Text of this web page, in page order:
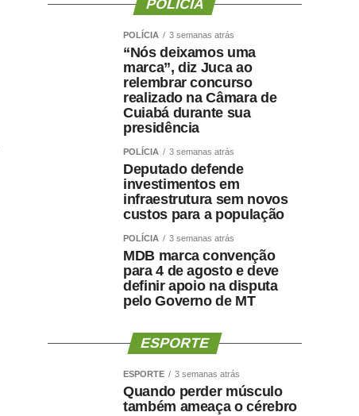
POLÍCIA
POLÍCIA 3 semanas atrás
“Nós deixamos uma
marca”, diz Juca ao
relembrar concurso
realizado na Câmara de
Cuiabá durante sua
presidência
POLÍCIA 3 semanas atrás
Deputado defende
investimentos em
infraestrutura sem novos
custos para a população
POLÍCIA 3 semanas atrás
MDB marca convenção
para 4 de agosto e deve
definir apoio na disputa
pelo Governo de MT
ESPORTE
ESPORTE 3 semanas atrás
Quando perder músculo
também ameaça o cérebro